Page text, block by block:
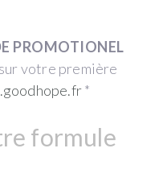
PROMOTIONEL
votre première
*
formule